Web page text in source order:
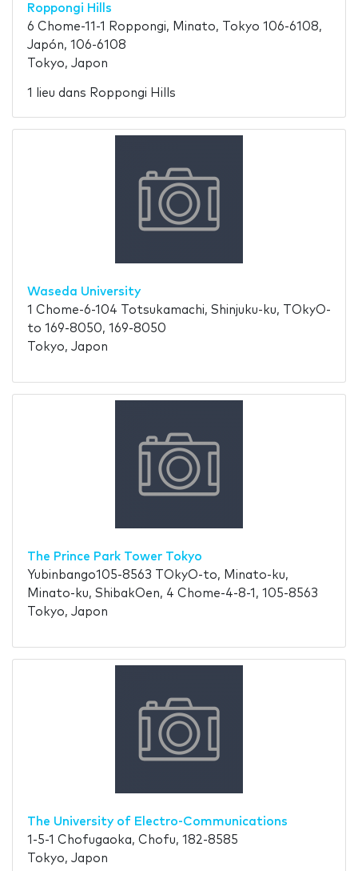
Roppongi Hills
6 Chome-11-1 Roppongi, Minato, Tokyo 106-6108,
Japón, 106-6108
Tokyo, Japon
1 lieu dans Roppongi Hills
Waseda University
1 Chome-6-104 Totsukamachi, Shinjuku-ku, TOkyO-
to 169-8050, 169-8050
Tokyo, Japon
The Prince Park Tower Tokyo
Yubinbango105-8563 TOkyO-to, Minato-ku,
Minato-ku, ShibakOen, 4 Chome-4-8-1, 105-8563
Tokyo, Japon
The University of Electro-Communications
1-5-1 Chofugaoka, Chofu, 182-8585
Tokyo, Japon